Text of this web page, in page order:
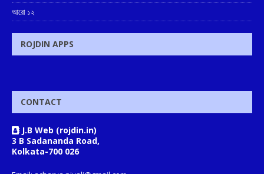
আরো ১২
ROJDIN APPS
CONTACT
J.B Web (rojdin.in)
3 B Sadananda Road,
Kolkata-700 026